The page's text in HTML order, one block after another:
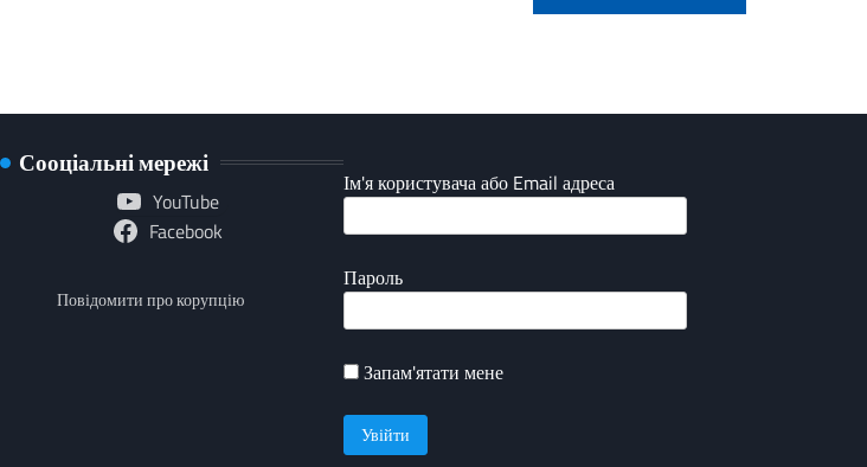
Сооціальні мережі
YouTube
Facebook
Повідомити про корупцію
Ім'я користувача або Email адреса
Пароль
Запам'ятати мене